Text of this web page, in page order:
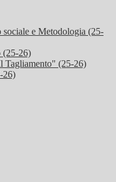
e Metodologia (25-
(25-26)
Tagliamento" (25-26)
26)